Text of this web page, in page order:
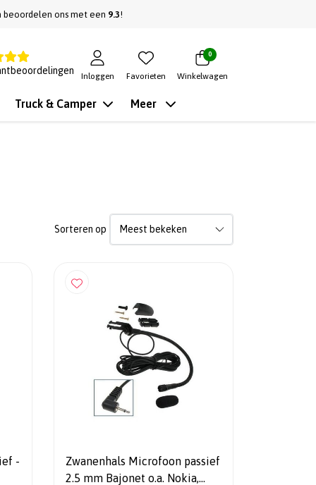
beoordelen ons met een 9.3!
Inloggen Favorieten
0
Winkelwagen
Truck & Camper Meer
Sorteren op
-
Zwanenhals Microfoon passief
2.5 mm Bajonet o.a. Nokia,